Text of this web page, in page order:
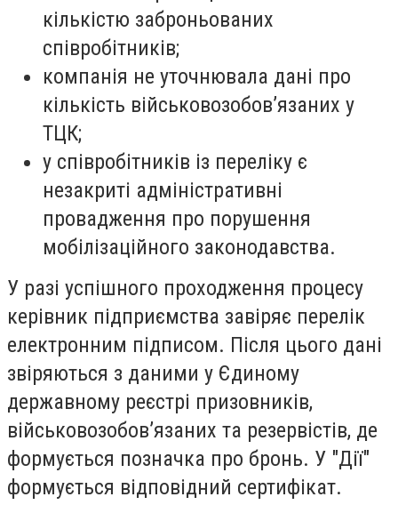
кількістю заброньованих
співробітників;
компанія не уточнювала дані про
кількість військовозобовʼязаних у
ТЦК;
у співробітників із переліку є
незакриті адміністративні
провадження про порушення
мобілізаційного законодавства.
У разі успішного проходження процесу
керівник підприємства завіряє перелік
електронним підписом. Після цього дані
звіряються з даними у Єдиному
державному реєстрі призовників,
військовозобов’язаних та резервістів, де
формується позначка про бронь. У "Дії"
формується відповідний сертифікат.